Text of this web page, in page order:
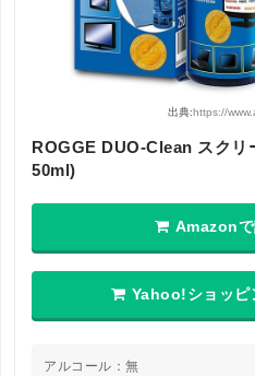
出典:https://
ROGGE DUO-Clean スクリ
50ml)
Amazonで
Yahoo!ショッピ
アルコール：無